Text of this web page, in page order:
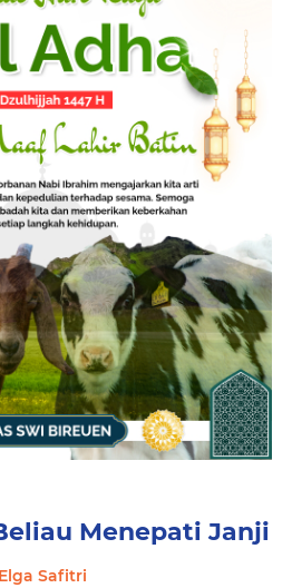
Menepati Janji
Elga Safitri